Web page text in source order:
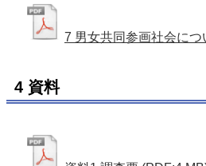
7 男女共同参画社会につ
4 資料